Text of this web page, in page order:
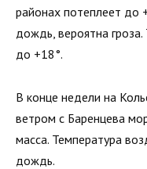
районах потеплеет до
дождь, вероятна
до +18°.
В конце недели на
ветром с Баренцева
масса. Температура
дождь.